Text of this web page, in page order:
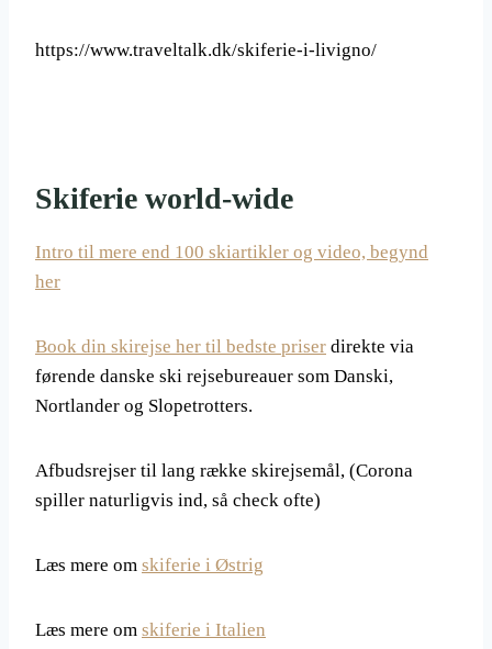
https://www.traveltalk.dk/skiferie-i-livigno/
Skiferie world-wide
Intro til mere end 100 skiartikler og video, begynd
her
Book din skirejse her til bedste priser direkte via
førende danske ski rejsebureauer som Danski,
Nortlander og Slopetrotters.
Afbudsrejser til lang række skirejsemål, (Corona
spiller naturligvis ind, så check ofte)
Læs mere om skiferie i Østrig
Læs mere om skiferie i Italien